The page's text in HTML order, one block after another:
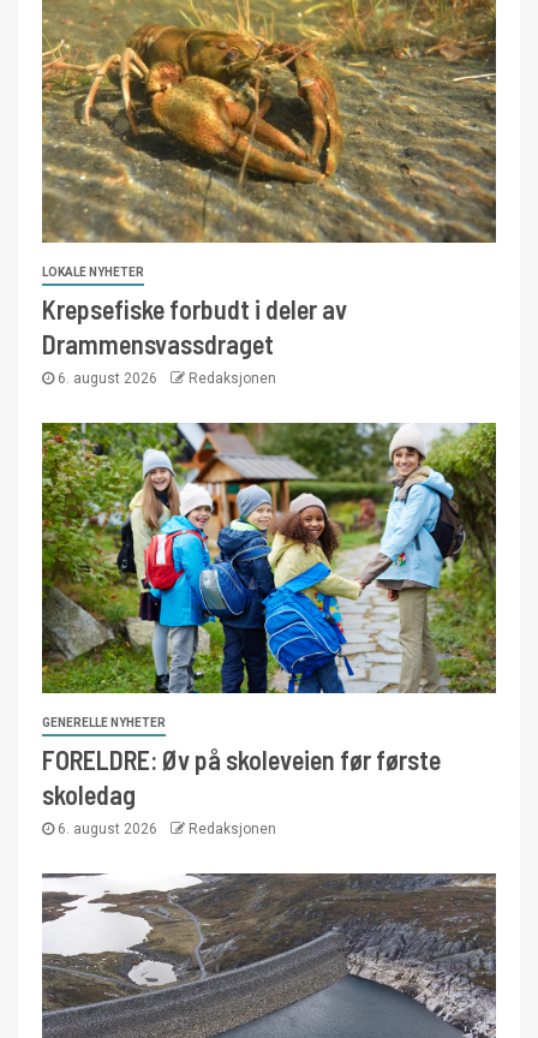
LOKALE NYHETER
Krepsefiske forbudt i deler av
Drammensvassdraget
6. august 2026 Redaksjonen
GENERELLE NYHETER
FORELDRE: Øv på skoleveien før første
skoledag
6. august 2026 Redaksjonen